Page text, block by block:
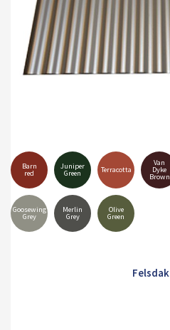
Barn
red
Juniper
Green Terracotta
Van
Dyke
Brown
Goosewing
Grey
Merlin
Grey
Olive
Green
Felsdak